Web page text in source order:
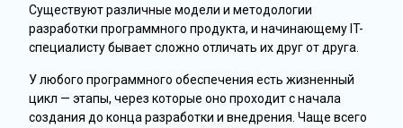
Существуют различные модели и методологии
разработки программного продукта, и начинающему IT-
специалисту бывает сложно отличать их друг от друга.
У любого программного обеспечения есть жизненный
цикл — этапы, через которые оно проходит с начала
создания до конца разработки и внедрения. Чаще всего